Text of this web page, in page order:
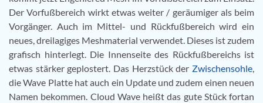
Der Vorfußbereich wirkt etwas weiter / geräumiger als beim
Vorgänger. Auch im Mittel- und Rückfußbereich wird ein
neues, dreilagiges Meshmaterial verwendet. Dieses ist zudem
grafisch hinterlegt. Die Innenseite des Rückfußbereichs ist
etwas stärker geplostert. Das Herzstück der Zwischensohle,
die Wave Platte hat auch ein Update und zudem einen neuen
Namen bekommen. Cloud Wave heißt das gute Stück fortan